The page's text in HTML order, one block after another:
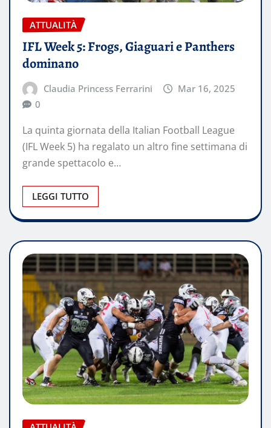
ATTUALITÀ
IFL Week 5: Frogs, Giaguari e Panthers
dominano
Claudia Princess Ferrarini
Mar 16, 2025
0
La quinta giornata della Italian Football League
(IFL Week 5) ha regalato un altro fine settimana di
grande spettacolo e…
LEGGI TUTTO